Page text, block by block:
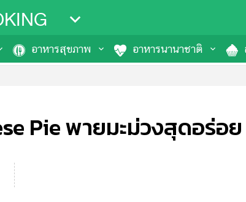
อาหารสุขภาพ อาหารนานาชาติ
Pie พายมะม่วงสุดอร่อย